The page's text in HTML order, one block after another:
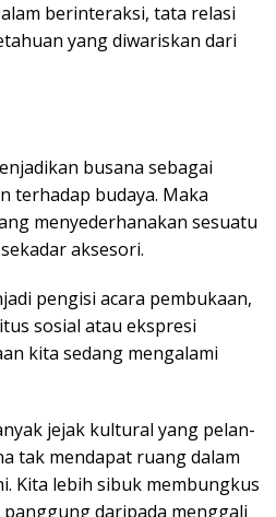
berinteraksi, tata relasi
yang diwariskan dari
busana sebagai
terhadap budaya. Maka
menyederhanakan sesuatu
aksesori.
pengisi acara pembukaan,
sosial atau ekspresi
kita sedang mengalami
jejak kultural yang pelan-
tak mendapat ruang dalam
Kita lebih sibuk membungkus
daripada menggali